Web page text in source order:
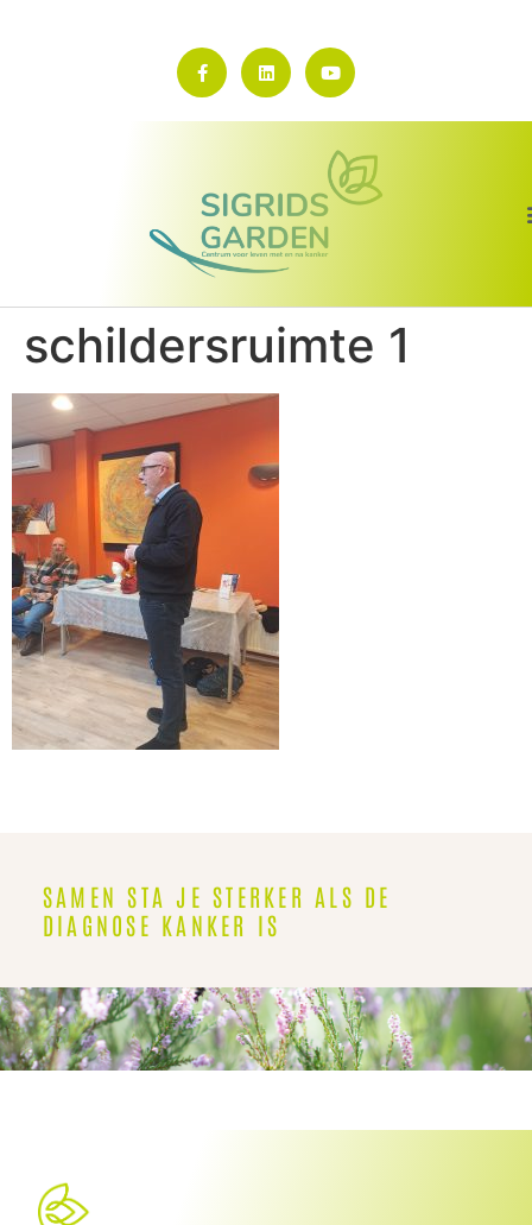
schildersruimte 1
SAMEN STA JE STERKER ALS DE
DIAGNOSE KANKER IS